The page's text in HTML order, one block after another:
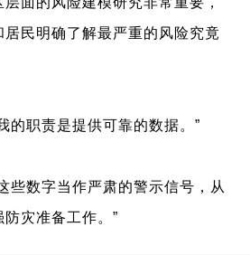
居民明确了解最严重的风险究竟
的职责是提供可靠的数据。”
些数字当作严肃的警示信号，从
灾准备工作。”